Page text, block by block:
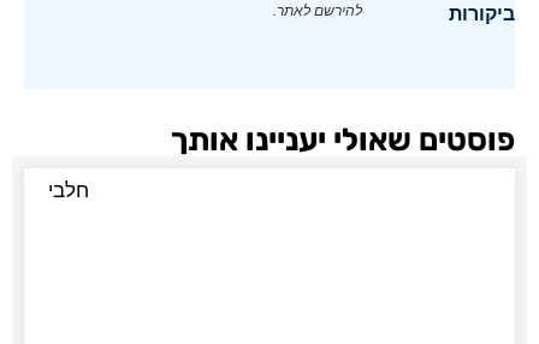
ביקורות
להירשם לאתר.
פוסטים שאולי יעניינו אותך
חלבי